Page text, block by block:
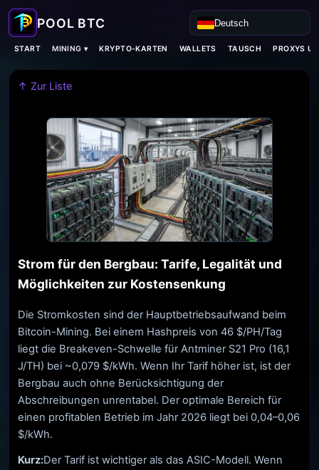
Deutsch
START MINING ▾ KRYPTO-KARTEN WALLETS TAUSCH PROXYS
↑ Zur Liste
Strom für den Bergbau: Tarife, Legalität und
Möglichkeiten zur Kostensenkung
Die Stromkosten sind der Hauptbetriebsaufwand beim
Bitcoin-Mining. Bei einem Hashpreis von 46 $/PH/Tag
liegt die Breakeven-Schwelle für Antminer S21 Pro (16,1
J/TH) bei ~0,079 $/kWh. Wenn Ihr Tarif höher ist, ist der
Bergbau auch ohne Berücksichtigung der
Abschreibungen unrentabel. Der optimale Bereich für
einen profitablen Betrieb im Jahr 2026 liegt bei 0,04–0,06
$/kWh.
Kurz:Der Tarif ist wichtiger als das ASIC-Modell. Wenn